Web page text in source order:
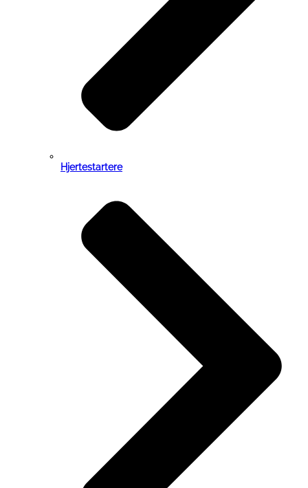
Hjertestartere